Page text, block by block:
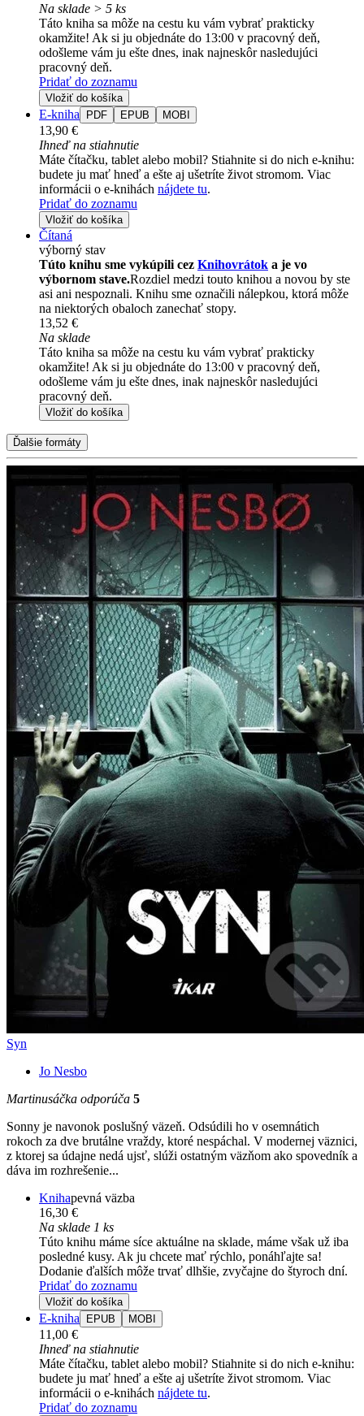
Na sklade > 5 ks
Táto kniha sa môže na cestu ku vám vybrať prakticky
okamžite! Ak si ju objednáte do 13:00 v pracovný deň,
odošleme vám ju ešte dnes, inak najneskôr nasledujúci
pracovný deň.
Pridať do zoznamu
Vložiť do košíka
E-kniha PDF EPUB MOBI
13,90 €
Ihneď na stiahnutie
Máte čítačku, tablet alebo mobil? Stiahnite si do nich e-knihu:
budete ju mať hneď a ešte aj ušetríte život stromom. Viac
informácii o e-knihách nájdete tu.
Pridať do zoznamu
Vložiť do košíka
Čítaná
výborný stav
Túto knihu sme vykúpili cez Knihovrátok a je vo
výbornom stave.Rozdiel medzi touto knihou a novou by ste
asi ani nespoznali. Knihu sme označili nálepkou, ktorá môže
na niektorých obaloch zanechať stopy.
13,52 €
Na sklade
Táto kniha sa môže na cestu ku vám vybrať prakticky
okamžite! Ak si ju objednáte do 13:00 v pracovný deň,
odošleme vám ju ešte dnes, inak najneskôr nasledujúci
pracovný deň.
Vložiť do košíka
Ďalšie formáty
Syn
Jo Nesbo
Martinusáčka odporúča 5
Sonny je navonok poslušný väzeň. Odsúdili ho v osemnátich
rokoch za dve brutálne vraždy, ktoré nespáchal. V modernej väznici,
z ktorej sa údajne nedá ujsť, slúži ostatným väzňom ako spovedník a
dáva im rozhrešenie...
Knihapevná väzba
16,30 €
Na sklade 1 ks
Túto knihu máme síce aktuálne na sklade, máme však už iba
posledné kusy. Ak ju chcete mať rýchlo, ponáhľajte sa!
Dodanie ďalších môže trvať dlhšie, zvyčajne do štyroch dní.
Pridať do zoznamu
Vložiť do košíka
E-kniha EPUB MOBI
11,00 €
Ihneď na stiahnutie
Máte čítačku, tablet alebo mobil? Stiahnite si do nich e-knihu:
budete ju mať hneď a ešte aj ušetríte život stromom. Viac
informácii o e-knihách nájdete tu.
Pridať do zoznamu